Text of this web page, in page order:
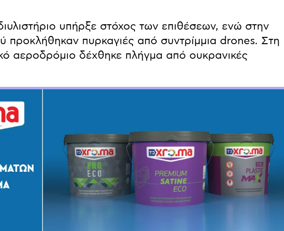
υπήρξε στόχος των επιθέσεων, ενώ στην
προκλήθηκαν πυρκαγιές από συντρίμμια drones. Στη
αεροδρόμιο δέχθηκε πλήγμα από ουκρανικές